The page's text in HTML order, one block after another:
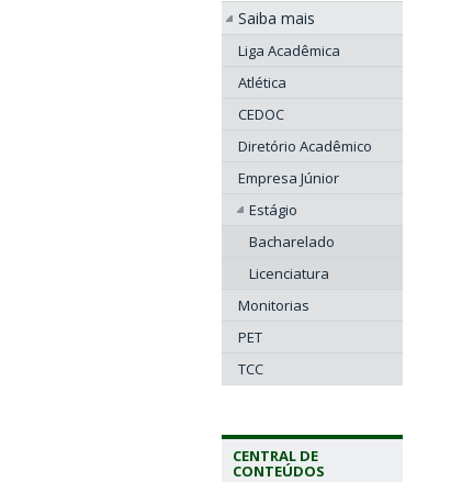
Saiba mais
Liga Acadêmica
Atlética
CEDOC
Diretório Acadêmico
Empresa Júnior
Estágio
Bacharelado
Licenciatura
Monitorias
PET
TCC
CENTRAL DE
CONTEÚDOS